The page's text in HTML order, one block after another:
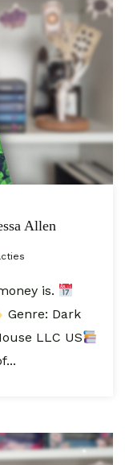
Allen
is.
Genre: Dark
LLC US